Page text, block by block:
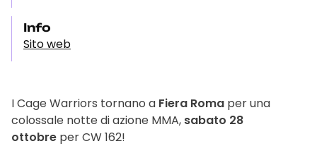
Info
Sito web
I Cage Warriors tornano a Fiera Roma per una
colossale notte di azione MMA, sabato 28
ottobre per CW 162!